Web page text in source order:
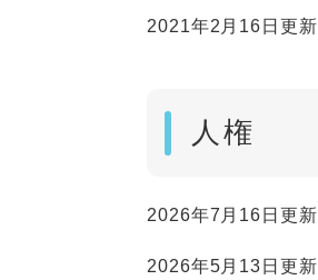
2021年2月16日更新
人権
2026年7月16日更新
2026年5月13日更新